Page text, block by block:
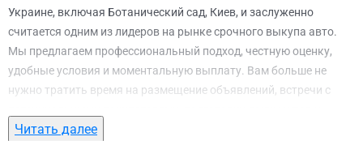
Украине, включая Ботанический сад, Киев, и заслуженно
считается одним из лидеров на рынке срочного выкупа авто.
Мы предлагаем профессиональный подход, честную оценку,
удобные условия и моментальную выплату. Вам больше не
нужно тратить время на размещение объявлений, встречи с
ожидание. С нами вы можете
Читать далее